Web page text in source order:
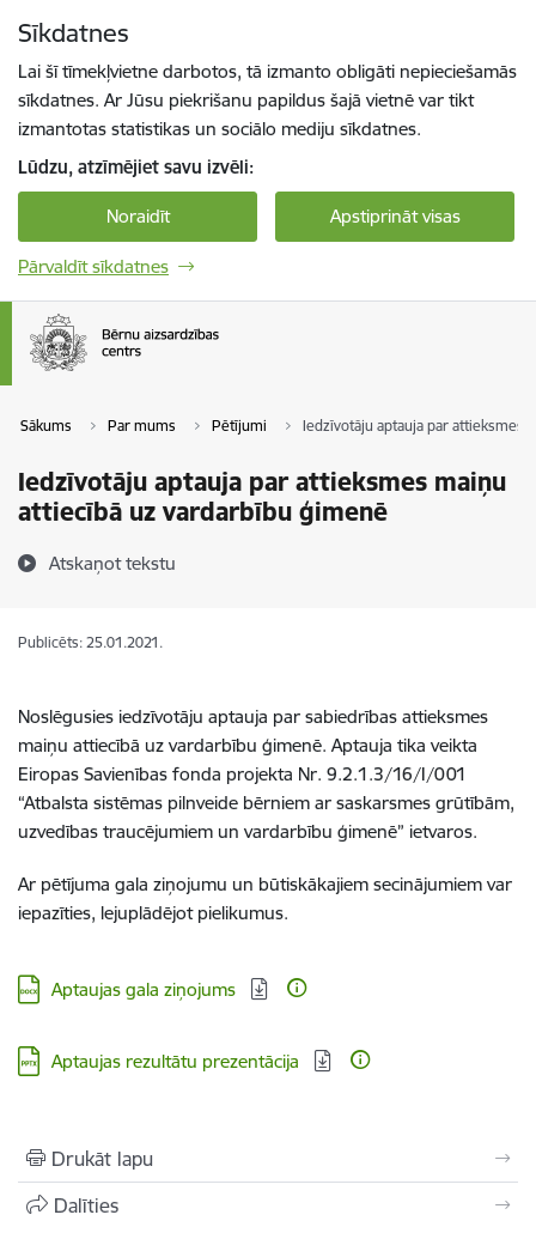
Sīkdatnes
Lai šī tīmekļvietne darbotos, tā izmanto obligāti nepieciešamās
sīkdatnes. Ar Jūsu piekrišanu papildus šajā vietnē var tikt
izmantotas statistikas un sociālo mediju sīkdatnes.
Lūdzu, atzīmējiet savu izvēli:
Noraidīt Apstiprināt visas
Pārvaldīt sīkdatnes
Sākums Par mums Pētījumi Iedzīvotāju aptauja par attieksmes
Iedzīvotāju aptauja par attieksmes maiņu
attiecībā uz vardarbību ģimenē
Atskaņot tekstu
Publicēts: 25.01.2021.
Noslēgusies iedzīvotāju aptauja par sabiedrības attieksmes
maiņu attiecībā uz vardarbību ģimenē. Aptauja tika veikta
Eiropas Savienības fonda projekta Nr. 9.2.1.3/16/I/001
“Atbalsta sistēmas pilnveide bērniem ar saskarsmes grūtībām,
uzvedības traucējumiem un vardarbību ģimenē” ietvaros.
Ar pētījuma gala ziņojumu un būtiskākajiem secinājumiem var
iepazīties, lejuplādējot pielikumus.​
Lejupielādēt:
Aptaujas gala ziņojums
Lejupielādēt:
Aptaujas rezultātu prezentācija
Drukāt lapu
Dalīties